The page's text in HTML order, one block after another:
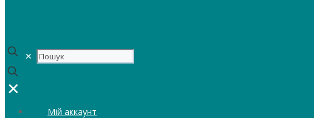
✕
✕
Мій аккаунт